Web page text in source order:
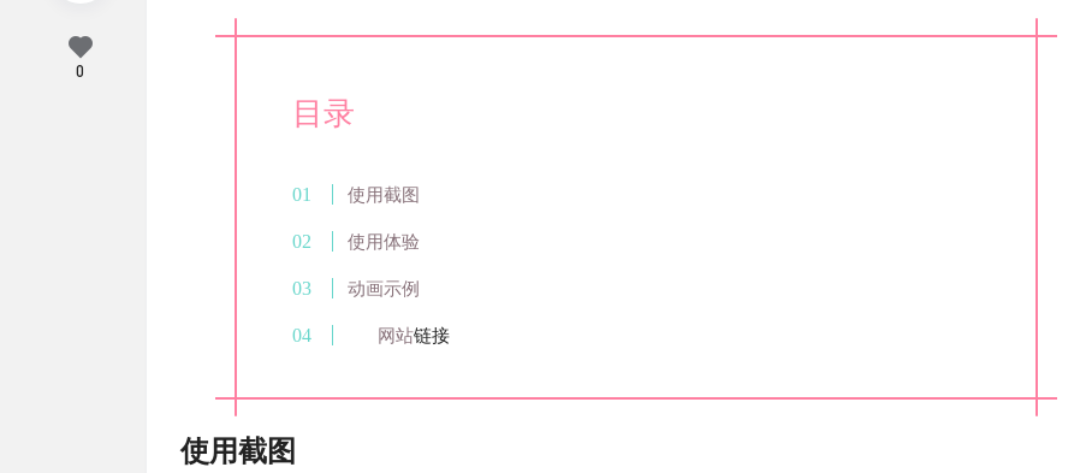
目录
使用截图
使用体验
动画示例
网站链接
使用截图
0